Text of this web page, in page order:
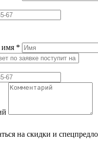
имя *
на скидки и